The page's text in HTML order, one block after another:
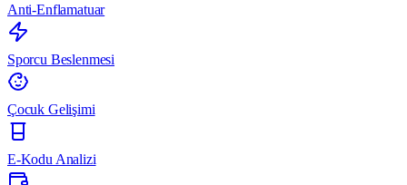
Anti-Enflamatuar
Sporcu Beslenmesi
Çocuk Gelişimi
E-Kodu Analizi